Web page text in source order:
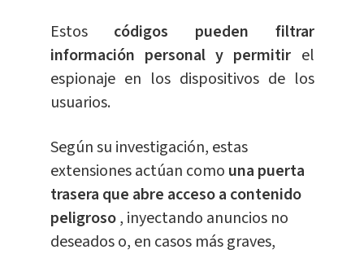
Estos códigos pueden filtrar
información personal y permitir el
espionaje en los dispositivos de los
usuarios.
Según su investigación, estas
extensiones actúan como una puerta
trasera que abre acceso a contenido
peligroso, inyectando anuncios no
deseados o, en casos más graves,